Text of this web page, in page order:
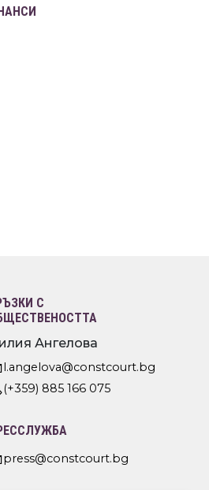
С
Ангелова
l.angelova@constcourt.bg
(+359) 885 166 075
press@constcourt.bg